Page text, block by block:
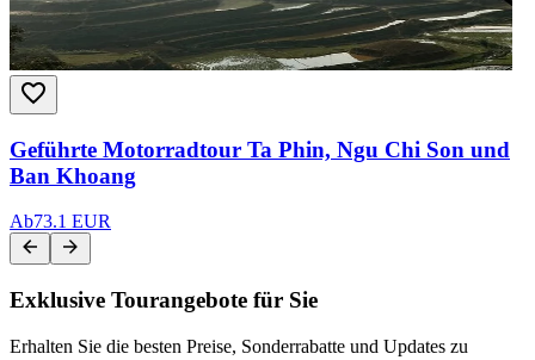
Geführte Motorradtour Ta Phin, Ngu Chi Son und
Ban Khoang
Ab73.1 EUR
Exklusive Tourangebote für Sie
Erhalten Sie die besten Preise, Sonderrabatte und Updates zu